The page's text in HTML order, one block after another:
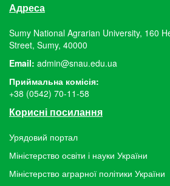
Адреса
Sumy National Agrarian University, 160
Street, Sumy, 40000
Email: admin@snau.edu.ua
Приймальна комісія:
+38 (0542) 70-11-58
Корисні посилання
Урядовий портал
Міністерство освіти і науки України
Міністерство аграрної політики України